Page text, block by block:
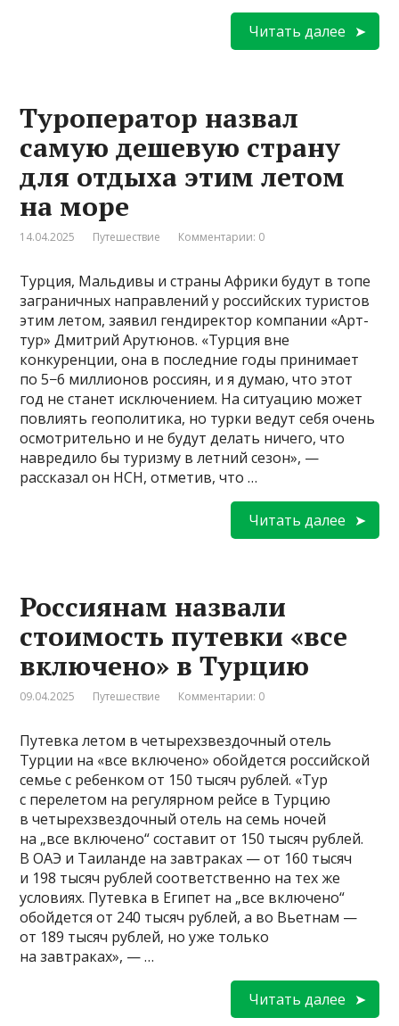
Читать далее
Туроператор назвал
самую дешевую страну
для отдыха этим летом
на море
14.04.2025 Путешествие Комментарии: 0
Турция, Мальдивы и страны Африки будут в топе
заграничных направлений у российских туристов
этим летом, заявил гендиректор компании «Арт-
тур» Дмитрий Арутюнов. «Турция вне
конкуренции, она в последние годы принимает
по 5−6 миллионов россиян, и я думаю, что этот
год не станет исключением. На ситуацию может
повлиять геополитика, но турки ведут себя очень
осмотрительно и не будут делать ничего, что
навредило бы туризму в летний сезон», —
рассказал он НСН, отметив, что …
Читать далее
Россиянам назвали
стоимость путевки «все
включено» в Турцию
09.04.2025 Путешествие Комментарии: 0
Путевка летом в четырехзвездочный отель
Турции на «все включено» обойдется российской
семье с ребенком от 150 тысяч рублей. «Тур
с перелетом на регулярном рейсе в Турцию
в четырехзвездочный отель на семь ночей
на „все включено“ составит от 150 тысяч рублей.
В ОАЭ и Таиланде на завтраках — от 160 тысяч
и 198 тысяч рублей соответственно на тех же
условиях. Путевка в Египет на „все включено“
обойдется от 240 тысяч рублей, а во Вьетнам —
от 189 тысяч рублей, но уже только
на завтраках», — …
Читать далее